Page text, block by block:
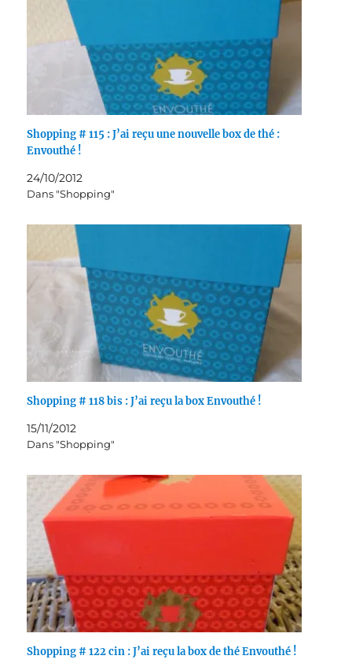
Shopping # 115 : J’ai reçu une nouvelle box de thé :
Envouthé !
24/10/2012
Dans "Shopping"
Shopping # 118 bis : J’ai reçu la box Envouthé !
15/11/2012
Dans "Shopping"
Shopping # 122 cin : J’ai reçu la box de thé Envouthé !